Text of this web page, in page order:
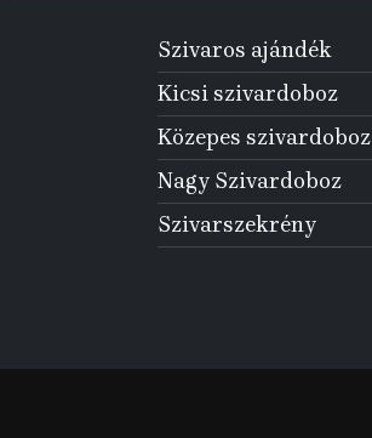
Szivaros ajándék
Kicsi szivardoboz
Közepes szivardoboz
Nagy Szivardoboz
Szivarszekrény